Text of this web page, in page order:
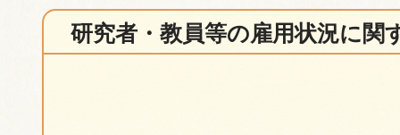
研究者・教員等の雇用状況に関